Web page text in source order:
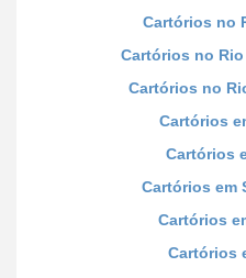
Cartórios no
Cartórios no
Cartórios no
Cartórios
Cartórios
Cartórios em
Cartórios
Cartórios